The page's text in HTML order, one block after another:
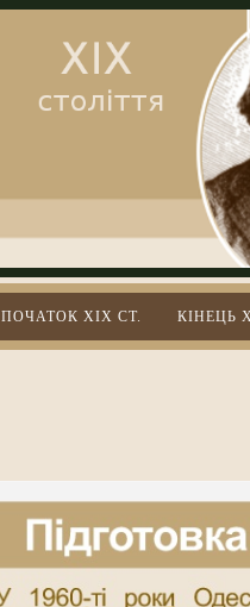
ПОЧАТОК XIX СТ. КІНЕЦЬ